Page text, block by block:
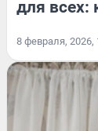
для всех:
8 февраля, 2026,